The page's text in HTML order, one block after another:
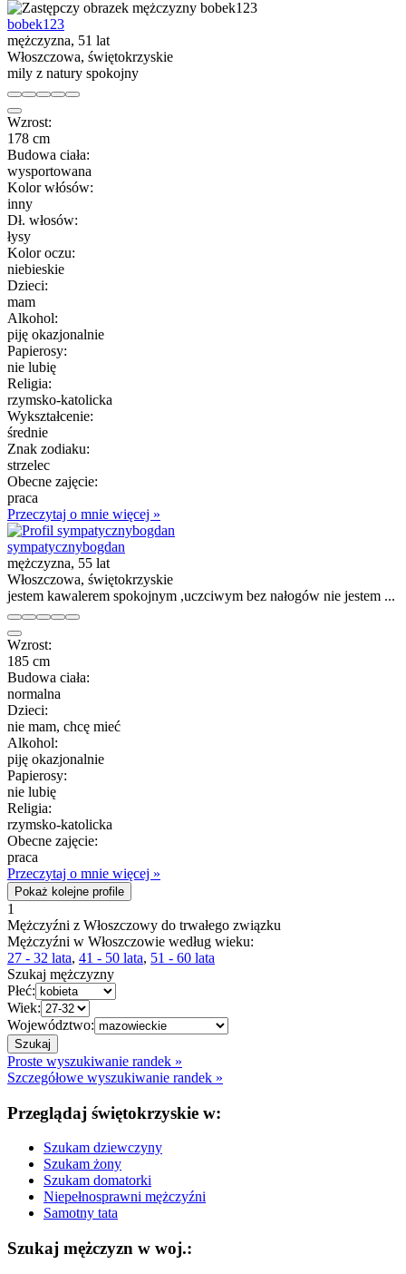
bobek123
mężczyzna, 51 lat
Włoszczowa, świętokrzyskie
mily z natury spokojny
Wzrost:
178 cm
Budowa ciała:
wysportowana
Kolor włósów:
inny
Dł. włosów:
łysy
Kolor oczu:
niebieskie
Dzieci:
mam
Alkohol:
piję okazjonalnie
Papierosy:
nie lubię
Religia:
rzymsko-katolicka
Wykształcenie:
średnie
Znak zodiaku:
strzelec
Obecne zajęcie:
praca
Przeczytaj o mnie więcej »
sympatycznybogdan
mężczyzna, 55 lat
Włoszczowa, świętokrzyskie
jestem kawalerem spokojnym ,uczciwym bez nałogów nie jestem ...
Wzrost:
185 cm
Budowa ciała:
normalna
Dzieci:
nie mam, chcę mieć
Alkohol:
piję okazjonalnie
Papierosy:
nie lubię
Religia:
rzymsko-katolicka
Obecne zajęcie:
praca
Przeczytaj o mnie więcej »
Pokaż kolejne profile
1
Mężczyźni z Włoszczowy do trwałego związku
Mężczyźni w Włoszczowie według wieku:
27 - 32 lata, 41 - 50 lata, 51 - 60 lata
Szukaj mężczyzny
Płeć:
Wiek:
Województwo:
Proste wyszukiwanie randek »
Szczegółowe wyszukiwanie randek »
Przeglądaj świętokrzyskie w:
Szukam dziewczyny
Szukam żony
Szukam domatorki
Niepełnosprawni mężczyźni
Samotny tata
Szukaj mężczyzn w woj.: